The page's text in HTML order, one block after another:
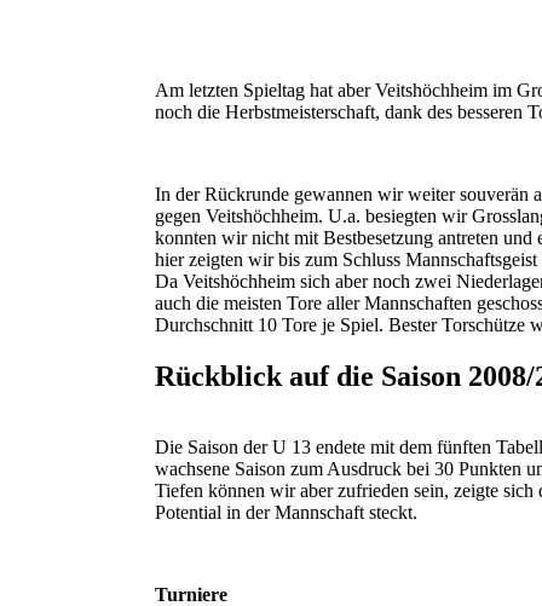
Am letzten Spieltag hat aber Veitshöchheim im
noch die Herbstmeisterschaft, dank des besseren
In der Rückrunde gewannen wir weiter souverän
gegen Veitshöchheim. U.a. besiegten wir
konnten wir nicht mit Bestbesetzung antreten
hier zeigten wir bis zum Schluss
Da Veitshöchheim sich aber noch zwei
auch die meisten Tore aller Mannschaften
Durchschnitt 10 Tore je Spiel. Bester Torschütze
Rückblick auf die Saison 2008/
Die Saison der U 13 endete mit dem fünften
wachsene Saison zum Ausdruck bei 30 Punkten
Tiefen können wir aber zufrieden sein, zeigte sich
Potential in der Mannschaft steckt.
Turniere